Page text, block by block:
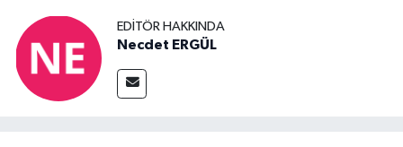
EDITÖR HAKKINDA
Necdet ERGÜL